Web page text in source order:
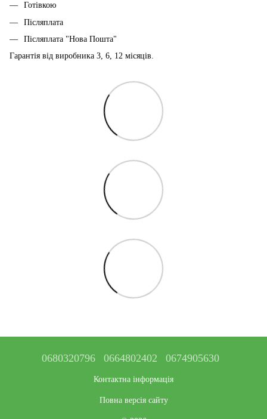
Готівкою
Післяплата
Післяплата "Нова Пошта"
Гарантія від виробника 3, 6, 12 місяців.
0680320796 0664802402 0674905630
Контактна інформація
Повна версія сайту